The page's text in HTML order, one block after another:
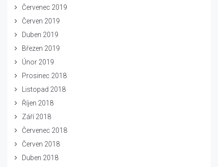
Červenec 2019
Červen 2019
Duben 2019
Březen 2019
Únor 2019
Prosinec 2018
Listopad 2018
Říjen 2018
Září 2018
Červenec 2018
Červen 2018
Duben 2018